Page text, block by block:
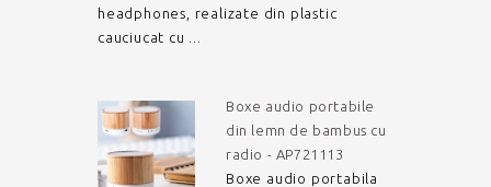
headphones, realizate din plastic
cauciucat cu ...
Boxe audio portabile
din lemn de bambus cu
radio - AP721113
Boxe audio portabila